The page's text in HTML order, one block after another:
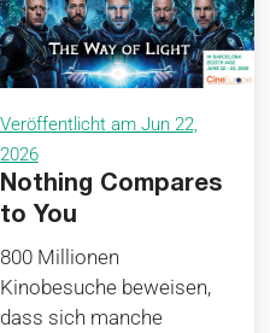
Veröffentlicht am Jun 22,
2026
Nothing Compares
to You
800 Millionen
Kinobesuche beweisen,
dass sich manche